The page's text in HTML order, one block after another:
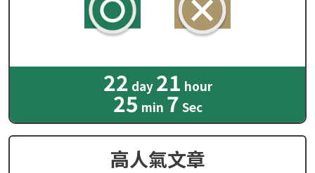
22 day 21 hour
25 min 6 Sec
高人氣文章